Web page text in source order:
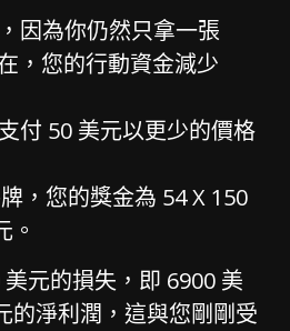
因為你仍然只拿一張
，您的行動資金減少
付 50 美元以更少的價格
，您的獎金為 54 X 150
。
元的損失，即 6900 美
的淨利潤，這與您剛剛受